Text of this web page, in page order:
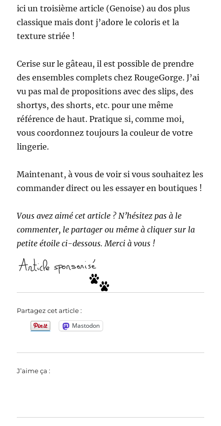
ici un troisième article (Genoise) au dos plus
classique mais dont j’adore le coloris et la
texture striée !
Cerise sur le gâteau, il est possible de prendre
des ensembles complets chez RougeGorge. J’ai
vu pas mal de propositions avec des slips, des
shortys, des shorts, etc. pour une même
référence de haut. Pratique si, comme moi,
vous coordonnez toujours la couleur de votre
lingerie.
Maintenant, à vous de voir si vous souhaitez les
commander direct ou les essayer en boutiques !
Vous avez aimé cet article ? N’hésitez pas à le
commenter, le partager ou même à cliquer sur la
petite étoile ci-dessous. Merci à vous !
Partagez cet article :
Mastodon
J’aime ça :